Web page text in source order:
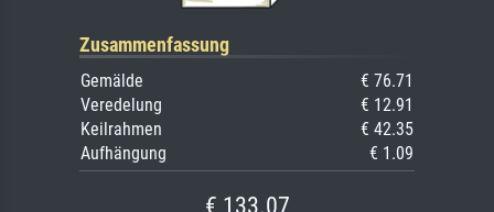
Zusammenfassung
Gemälde
€ 76.71
Veredelung
€ 12.91
Keilrahmen
€ 42.35
Aufhängung
€ 1.09
€ 133.07